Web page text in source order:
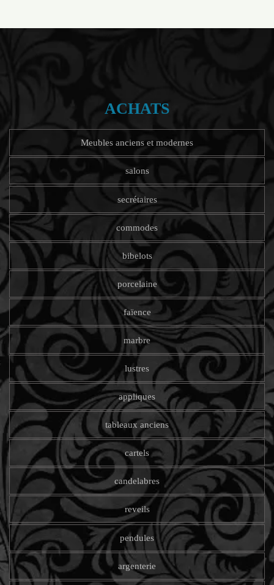
ACHATS
Meubles anciens et modernes
salons
secrétaires
commodes
bibelots
porcelaine
faïence
marbre
lustres
appliques
tableaux anciens
cartels
candelabres
reveils
pendules
argenterie